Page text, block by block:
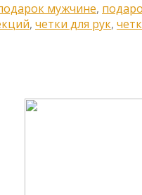
мужчине,
, четки для рук,